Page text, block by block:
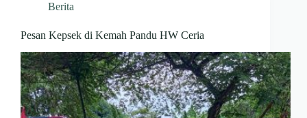
Berita
Pesan Kepsek di Kemah Pandu HW Ceria